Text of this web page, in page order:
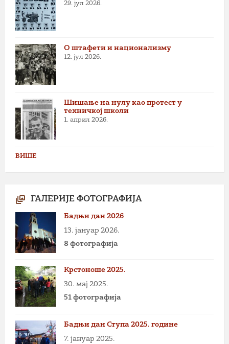
29. јул 2026.
О штафети и национализму
12. јул 2026.
Шишање на нулу као протест у
техничкој школи
1. април 2026.
ВИШЕ
ГАЛЕРИЈЕ ФОТОГРАФИЈА
Бадњи дан 2026
13. јануар 2026.
8 фотографија
Крстоноше 2025.
30. мај 2025.
51 фотографија
Бадњи дан Ступа 2025. године
7. јануар 2025.